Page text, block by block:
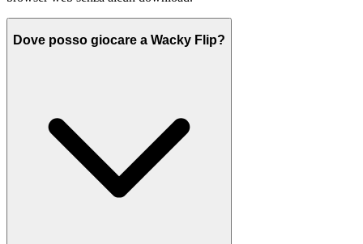
Dove posso giocare a Wacky Flip?